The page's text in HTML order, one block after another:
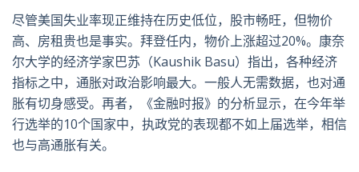
尽管美国失业率现正维持在历史低位，股市畅旺，但物价
高、房租贵也是事实。拜登任内，物价上涨超过20%。康奈
尔大学的经济学家巴苏（Kaushik Basu）指出，各种经济
指标之中，通胀对政治影响最大。一般人无需数据，也对通
胀有切身感受。再者，《金融时报》的分析显示，在今年举
行选举的10个国家中，执政党的表现都不如上届选举，相信
也与高通胀有关。